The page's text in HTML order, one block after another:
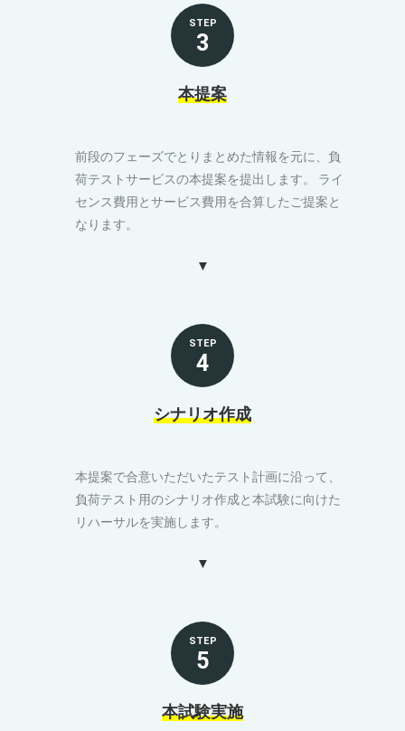
STEP
3
本提案
前段のフェーズでとりまとめた情報を元に、負
荷テストサービスの本提案を提出します。 ライ
センス費用とサービス費用を合算したご提案と
なります。
STEP
4
シナリオ作成
本提案で合意いただいたテスト計画に沿って、
負荷テスト用のシナリオ作成と本試験に向けた
リハーサルを実施します。
STEP
5
本試験実施